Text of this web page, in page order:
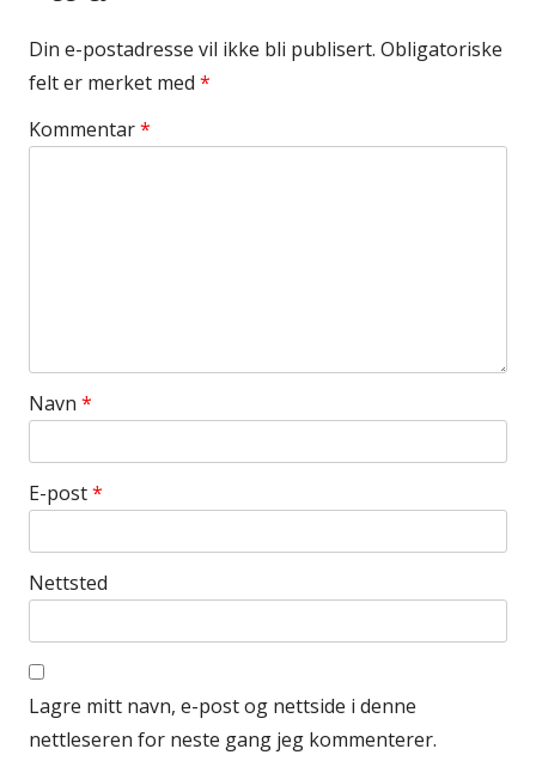
Din e-postadresse vil ikke bli publisert. Obligatoriske
felt er merket med *
Kommentar*
Navn *
E-post*
Nettsted
Lagre mitt navn, e-post og nettside i denne
nettleseren for neste gang jeg kommenterer.